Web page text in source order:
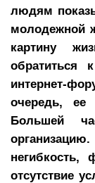
людям
молодежной
картину
обратиться
интернет-
очередь, ее
Большей
негибкость,
отсутствие